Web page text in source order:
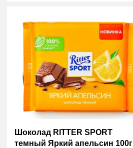
Шоколад RITTER SPORT
темный Яркий апельсин 100г